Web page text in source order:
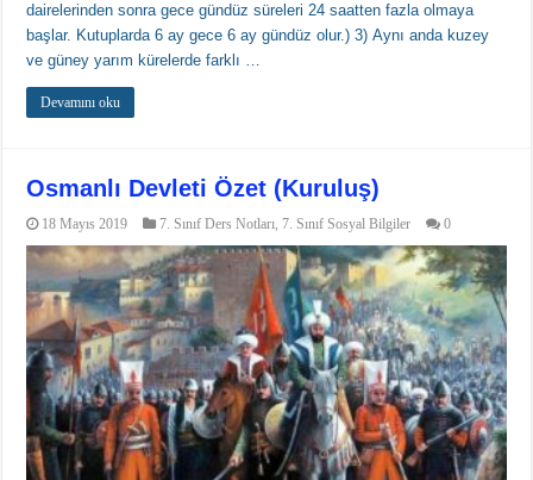
dairelerinden sonra gece gündüz süreleri 24 saatten fazla olmaya
başlar. Kutuplarda 6 ay gece 6 ay gündüz olur.) 3) Aynı anda kuzey
ve güney yarım kürelerde farklı …
Devamını oku
Osmanlı Devleti Özet (Kuruluş)
18 Mayıs 2019 7. Sınıf Ders Notları,7. Sınıf Sosyal Bilgiler 0